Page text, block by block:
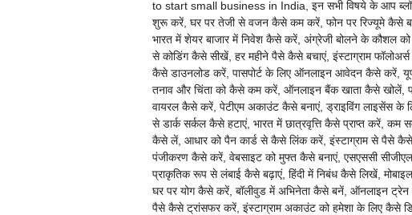
to start small business in India, इन सभी विषये के आप
शुरू करें, घर पर तेजी से वजन कैसे कम करें, फोन पर रिज्यूमे कैसे
भारत में शेयर बाजार में निवेश कैसे करें, अंग्रेजी बोलने के कौशल
से कोडिंग कैसे सीखें, हर महीने पैसे कैसे बचाएं, इंस्टाग्राम
कैसे डाउनलोड करें, पासपोर्ट के लिए ऑनलाइन आवेदन कैसे करें,
तनाव और चिंता को कैसे कम करें, ऑनलाइन बैंक खाता कैसे खोलें,
वायरल कैसे करें, पेटीएम अकाउंट कैसे बनाएं, ड्राइविंग
से डार्क सर्कल कैसे हटाएं, भारत में छात्रवृत्ति कैसे प्राप्त करें,
कैसे लें, आधार को पैन कार्ड से कैसे लिंक करें, इंस्टाग्राम से पैसे कैसे
पंजीकरण कैसे करें, वेबसाइट को मुफ्त कैसे बनाएं, एसएससी
प्राकृतिक रूप से लंबाई कैसे बढ़ाएं, हिंदी में निबंध कैसे लिखें,
घर पर योग कैसे करें, बॉलीवुड में अभिनेता कैसे बनें, ऑनलाइन
पैसे कैसे ट्रांसफर करें, इंस्टाग्राम अकाउंट को हमेशा के लिए कैसे